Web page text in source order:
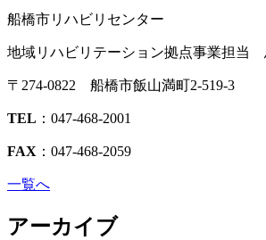
船橋市リハビリセンター
地域リハビリテーション拠点事業担当
〒274-0822 船橋市飯山満町2-519-3
TEL ：047-468-2001
FAX ：047-468-2059
一覧へ
アーカイブ